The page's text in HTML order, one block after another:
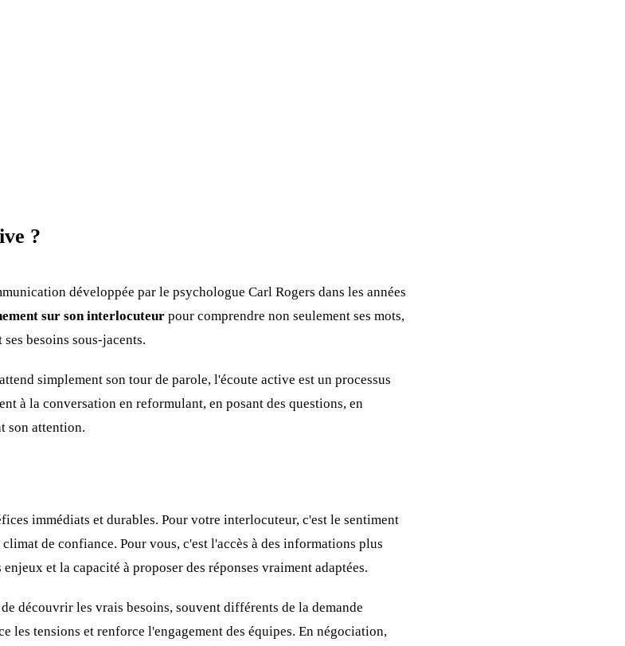
?
développée par le psychologue Carl Rogers dans les années
sur son interlocuteur pour comprendre non seulement ses mots,
besoins sous-jacents.
simplement son tour de parole, l'écoute active est un processus
à la conversation en reformulant, en posant des questions, en
son attention.
immédiats et durables. Pour votre interlocuteur, c'est le sentiment
de confiance. Pour vous, c'est l'accès à des informations plus
et la capacité à proposer des réponses vraiment adaptées.
découvrir les vrais besoins, souvent différents de la demande
les tensions et renforce l'engagement des équipes. En négociation,